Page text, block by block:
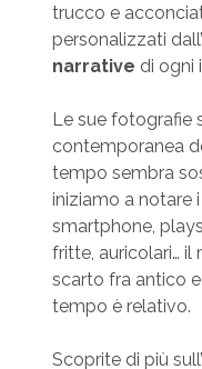
trucco e
personalizzati
narrative di ogni
Le sue fotografie
contemporanea
tempo sembra
iniziamo a notare
smartphone,
fritte, auricolari… il
scarto fra antico
tempo è relativo.
Scoprite di più